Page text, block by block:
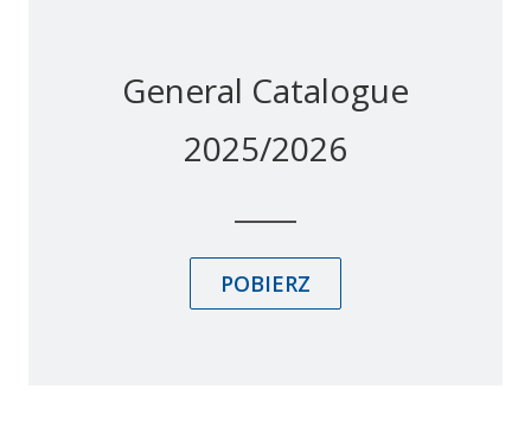
General Catalogue
2025/2026
POBIERZ